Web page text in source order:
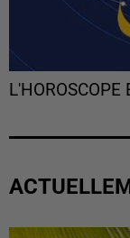
L'HOROSCOPE